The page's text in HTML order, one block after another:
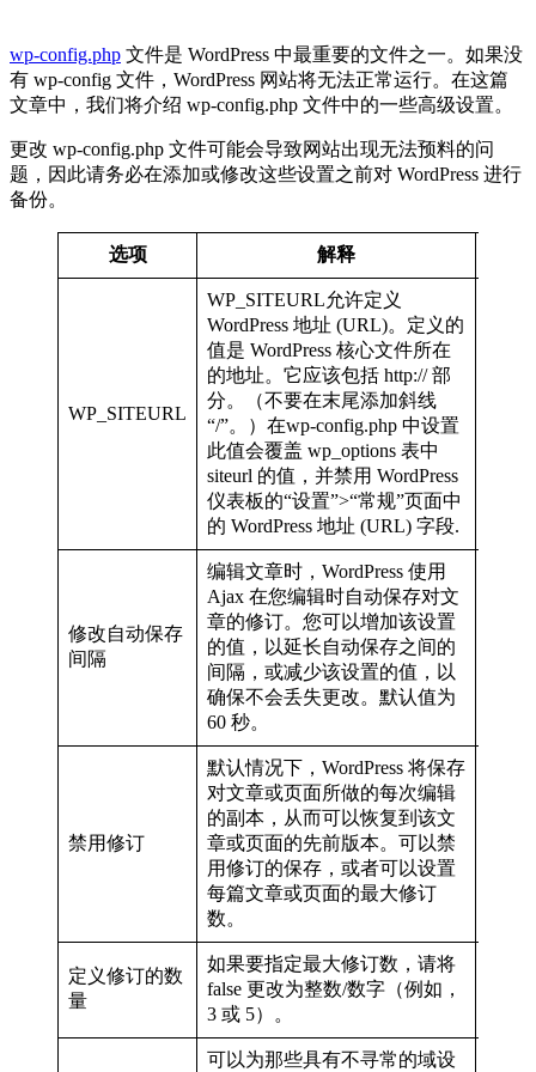
wp-config.php 文件是 WordPress 中最重要的文件之一。如果没
有 wp-config 文件，WordPress 网站将无法正常运行。在这篇
文章中，我们将介绍 wp-config.php 文件中的一些高级设置。
更改 wp-config.php 文件可能会导致网站出现无法预料的问
题，因此请务必在添加或修改这些设置之前对 WordPress 进行
备份。
选项 解释
WP_SITEURL
WP_SITEURL允许定义
WordPress 地址 (URL)。定义的
值是 WordPress 核心文件所在
的地址。它应该包括 http:// 部
分。（不要在末尾添加斜线
“/”。）在wp-config.php 中设置
此值会覆盖 wp_options 表中
siteurl 的值，并禁用 WordPress
仪表板的“设置”>“常规”页面中
的 WordPress 地址 (URL) 字段.
修改自动保存
间隔
编辑文章时，WordPress 使用
Ajax 在您编辑时自动保存对文
章的修订。您可以增加该设置
的值，以延长自动保存之间的
间隔，或减少该设置的值，以
确保不会丢失更改。默认值为
60 秒。
禁用修订
默认情况下，WordPress 将保存
对文章或页面所做的每次编辑
的副本，从而可以恢复到该文
章或页面的先前版本。可以禁
用修订的保存，或者可以设置
每篇文章或页面的最大修订
数。
定义修订的数
量
如果要指定最大修订数，请将
false 更改为整数/数字（例如，
3 或 5）。
可以为那些具有不寻常的域设